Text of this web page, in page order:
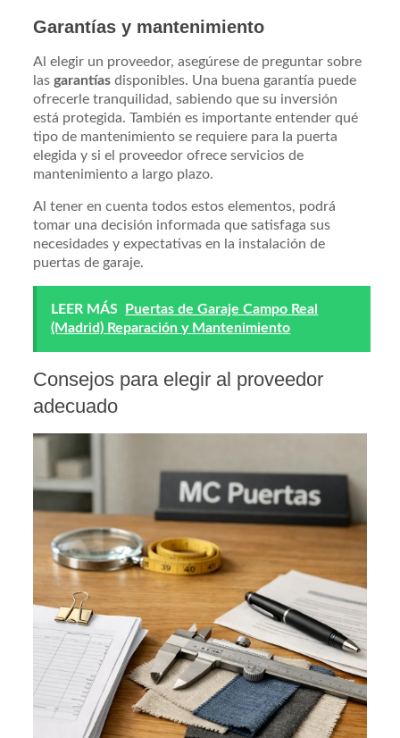
Garantías y mantenimiento
Al elegir un proveedor, asegúrese de preguntar sobre
lasgarantías disponibles. Una buena garantía puede
ofrecerle tranquilidad, sabiendo que su inversión
está protegida. También es importante entender qué
tipo de mantenimiento se requiere para la puerta
elegida y si el proveedor ofrece servicios de
mantenimiento a largo plazo.
Al tener en cuenta todos estos elementos, podrá
tomar una decisión informada que satisfaga sus
necesidades y expectativas en la instalación de
puertas de garaje.
LEER MÁS Puertas de Garaje Campo Real
(Madrid) Reparación y Mantenimiento
Consejos para elegir al proveedor
adecuado